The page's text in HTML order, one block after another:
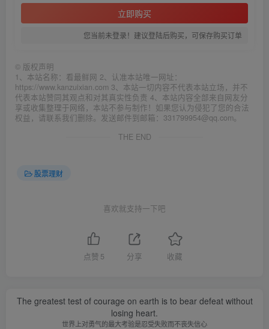
立即购买
您当前未登录！建议登陆后购买，可保存购买订单
© 版权声明
1、本站名称：看最鲜网 2、认准本站唯一网址：
https://www.kanzuixian.com 3、本站一切内容不代表本站立场，并不
代表本站赞同其观点和对其真实性负责 4、本站内容全部来自网友分
享或收集整理于网络，本站不参与制作！如果您认为侵犯了您的合法
权益，请联系我们删除。发送邮件到邮箱：331799954@qq.com。
THE END
股票理财
喜欢就支持一下吧
点赞 5 分享 收藏
The greatest test of courage on earth is to bear defeat without
losing heart.
世界上对勇气的最大考验是忍受失败而不丧失信心